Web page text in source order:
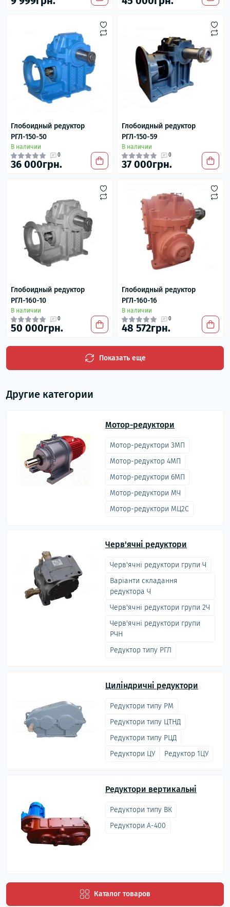
Глобоидный редуктор
РГЛ-150-50
В наличии
0
36 000грн.
Глобоидный редуктор
РГЛ-150-59
В наличии
0
37 000грн.
Глобоидный редуктор
РГЛ-160-10
В наличии
0
50 000грн.
Глобоидный редуктор
РГЛ-160-16
В наличии
0
48 572грн.
Показать еще
Другие категории
Мотор-редуктори
Мотор-редуктори 3МП
Мотор-редуктор 4МП
Мотор-редуктори 6МП
Мотор-редуктори МЧ
Мотор-редуктори МЦ2С
Черв'ячні редуктори
Черв'ячні редуктори групи Ч
Варіанти складання
редуктора Ч
Черв'ячні редуктори групи 2Ч
Черв'ячні редуктори групи
РЧН
Редуктор типу РГЛ
Циліндричні редуктори
Редуктори типу РМ
Редуктори типу ЦТНД
Редуктори типу РЦД
Редуктори ЦУ
Редуктор 1ЦУ
Редуктори вертикальні
Редуктори типу ВК
Редуктори А-400
Каталог товаров